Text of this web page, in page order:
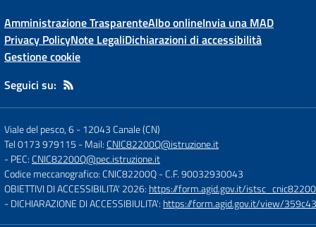
Amministrazione TrasparenteAlbo onlineInvia una MAD
Privacy PolicyNote LegaliDichiarazioni di accessibilità
Gestione cookie
Seguici su:
Viale del pesco, 6-12043 Canale (CN)
Tel 0173 979115 - Mail:CNIC82200Q@istruzione.it
- PEC:CNIC82200Q@pec.istruzione.it
Codice meccanografico: CNIC82200Q- C.F. 90032930043
OBIETTIVI DI ACCESSIBILITA' 2026: https://form.agid.gov.it/
- DICHIARAZIONE DI ACCESSIBIULITA': https://form.agid.gov.it/view/